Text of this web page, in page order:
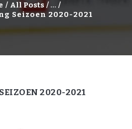
All Posts
...
Seizoen 2020-2021
2020-2021